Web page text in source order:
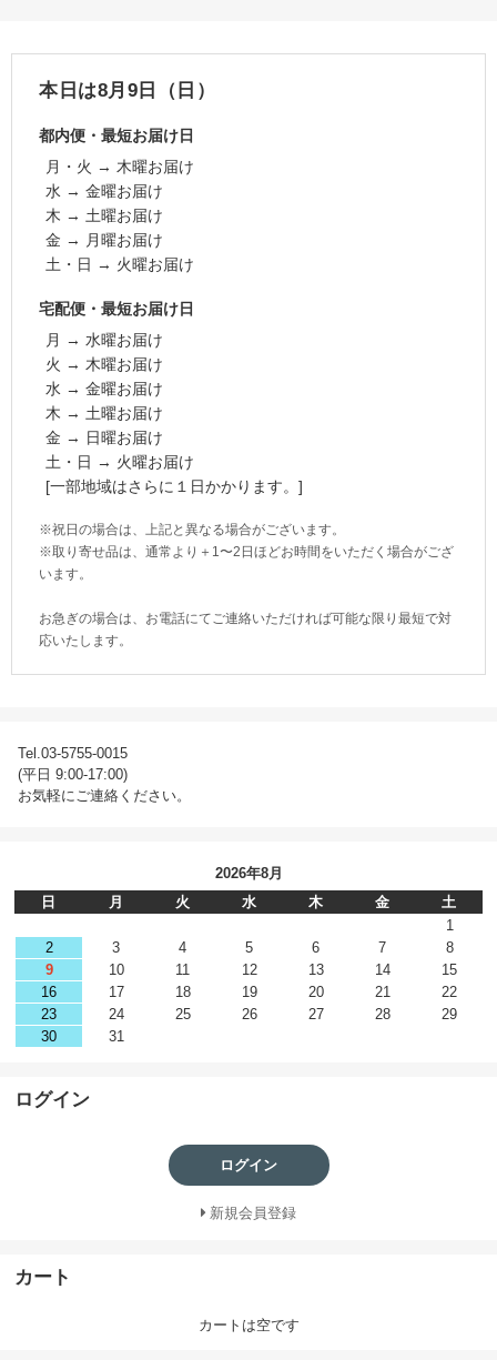
本日は8月9日（日）
都内便・最短お届け日
月・火 → 木曜お届け
水 → 金曜お届け
木 → 土曜お届け
金 → 月曜お届け
土・日 → 火曜お届け
宅配便・最短お届け日
月 → 水曜お届け
火 → 木曜お届け
水 → 金曜お届け
木 → 土曜お届け
金 → 日曜お届け
土・日 → 火曜お届け
[一部地域はさらに１日かかります。]
※祝日の場合は、上記と異なる場合がございます。
※取り寄せ品は、通常より＋1〜2日ほどお時間をいただく場合がござ
います。
お急ぎの場合は、お電話にてご連絡いただければ可能な限り最短で対
応いたします。
Tel.03-5755-0015
(平日 9:00-17:00)
お気軽にご連絡ください。
2026年8月
日
月 火 水 木 金
土
1
2
3 4 5 6 7
8
9
10 11 12 13 14
15
16
17 18 19 20 21
22
23
24 25 26 27 28
29
30
31
ログイン
ログイン
新規会員登録
カート
カートは空です